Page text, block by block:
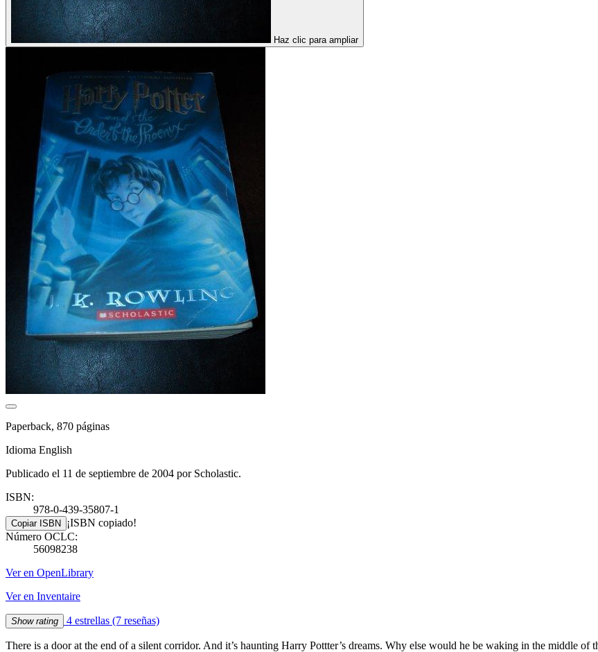
Haz clic para ampliar
Paperback, 870 páginas
Idioma English
Publicado el 11 de septiembre de 2004 por Scholastic.
ISBN:
978-0-439-35807-1
Copiar ISBN ¡ISBN copiado!
Número OCLC:
56098238
Ver en OpenLibrary
Ver en Inventaire
Show rating 4 estrellas (7 reseñas)
There is a door at the end of a silent corridor. And it’s haunting Harry Pottter’s dreams. Why else would he be waking in the middle of